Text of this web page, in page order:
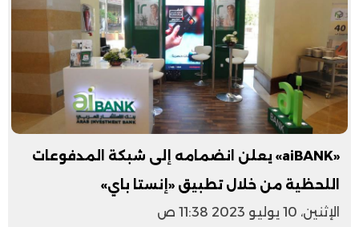
«aiBANK» يعلن انضمامه إلى شبكة المدفوعات
اللحظية من خلال تطبيق «إنستا باي»
الإثنين، 10 يوليو 2023 11:38 ص